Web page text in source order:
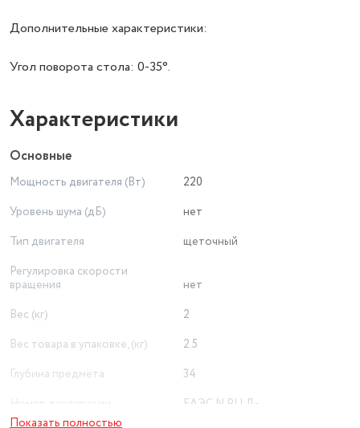
Дополнительные характеристики:
Угол поворота стола: 0-35°.
Характеристики
Основные
Мощность двигателя (Вт)
220
Уровень шума (дБ)
нет
Тип двигателя
щеточный
Регулировка скорости
вращения
нет
Вес (кг)
2
Вес товара в упаковке, (кг)
2.5
Глубина предмета
34
соответствия
ЕАЭС N RU Д-
Показать полностью